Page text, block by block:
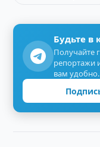
Будьте в
Получайте
репортажи
вам удобно.